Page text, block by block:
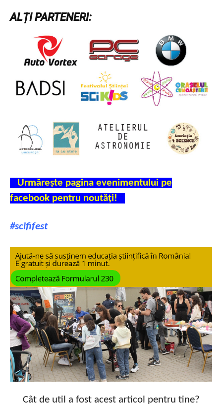
ALȚI PARTENERI:
Urmărește pagina evenimentului pe
facebook pentru noutăți!
#scififest
Cât de util a fost acest articol pentru tine?